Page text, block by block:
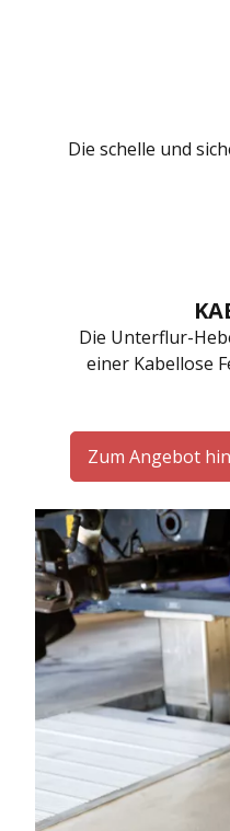
Die schelle und
Die Unterflur-
einer Kabellose
Zum Angebot